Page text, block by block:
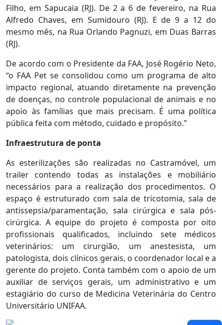
Filho, em Sapucaia (RJ). De 2 a 6 de fevereiro, na Rua
Alfredo Chaves, em Sumidouro (RJ). E de 9 a 12 do
mesmo mês, na Rua Orlando Pagnuzi, em Duas Barras
(RJ).
De acordo com o Presidente da FAA, José Rogério Neto,
“o FAA Pet se consolidou como um programa de alto
impacto regional, atuando diretamente na prevenção
de doenças, no controle populacional de animais e no
apoio às famílias que mais precisam. É uma política
pública feita com método, cuidado e propósito.”
Infraestrutura de ponta
As esterilizações são realizadas no Castramóvel, um
trailer contendo todas as instalações e mobiliário
necessários para a realização dos procedimentos. O
espaço é estruturado com sala de tricotomia, sala de
antissepsia/paramentação, sala cirúrgica e sala pós-
cirúrgica. A equipe do projeto é composta por oito
profissionais qualificados, incluindo sete médicos
veterinários: um cirurgião, um anestesista, um
patologista, dois clínicos gerais, o coordenador local e a
gerente do projeto. Conta também com o apoio de um
auxiliar de serviços gerais, um administrativo e um
estagiário do curso de Medicina Veterinária do Centro
Universitário UNIFAA.